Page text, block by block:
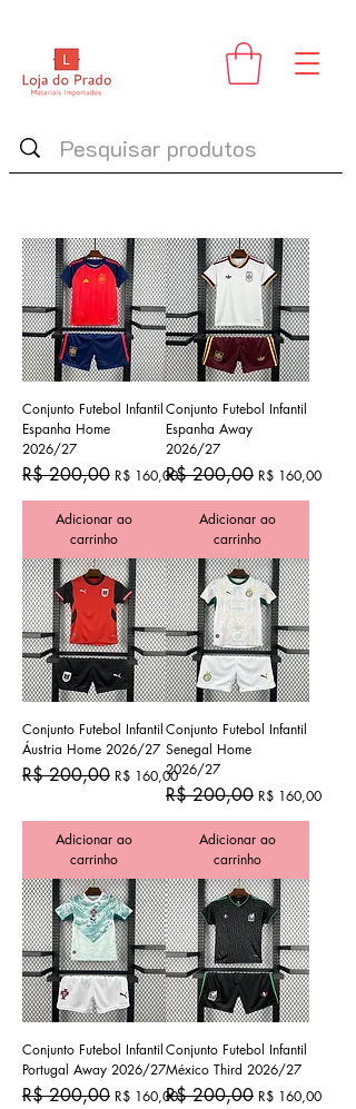
Conjunto Futebol Infantil
Espanha Home
2026/27
Preço normal
R$ 200,00 Preço promocional
R$ 160,00
Adicionar ao
carrinho
Conjunto Futebol Infantil
Espanha Away
2026/27
Preço normal
R$ 200,00 Preço
R$ 160,00
Adicionar ao
carrinho
Conjunto Futebol Infantil
Áustria Home 2026/27
Preço normal
R$ 200,00 Preço promocional
R$ 160,00
Adicionar ao
carrinho
Conjunto Futebol Infantil
Senegal Home
2026/27
Preço normal
R$ 200,00 Preço
R$ 160,00
Adicionar ao
carrinho
Conjunto Futebol Infantil
Portugal Away 2026/27
Preço normal
R$ 200,00 Preço promocional
R$ 160,00
Conjunto Futebol Infantil
México Third 2026/27
Preço normal
R$ 200,00 Preço
R$ 160,00